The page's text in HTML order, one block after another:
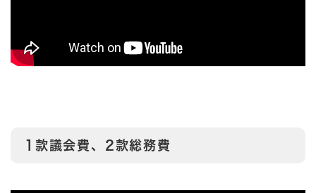
1款議会費、2款総務費